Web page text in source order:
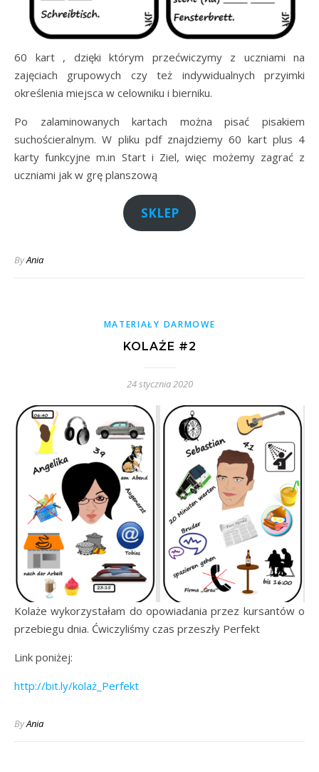
60 kart , dzięki którym przećwiczymy z uczniami na
zajęciach grupowych czy też indywidualnych przyimki
określenia miejsca w celowniku i bierniku.
Po zalaminowanych kartach można pisać pisakiem
suchościeralnym. W pliku pdf znajdziemy 60 kart plus 4
karty funkcyjne m.in Start i Ziel, więc możemy zagrać z
uczniami jak w grę planszową
SKLEP
ByAnia
MATERIAŁY DARMOWE
KOLAŻE #2
24 stycznia 2020
Kolaże wykorzystałam do opowiadania przez kursantów o
przebiegu dnia. Ćwiczyliśmy czas przeszły Perfekt
Link poniżej:
http://bit.ly/kolaż_Perfekt
ByAnia